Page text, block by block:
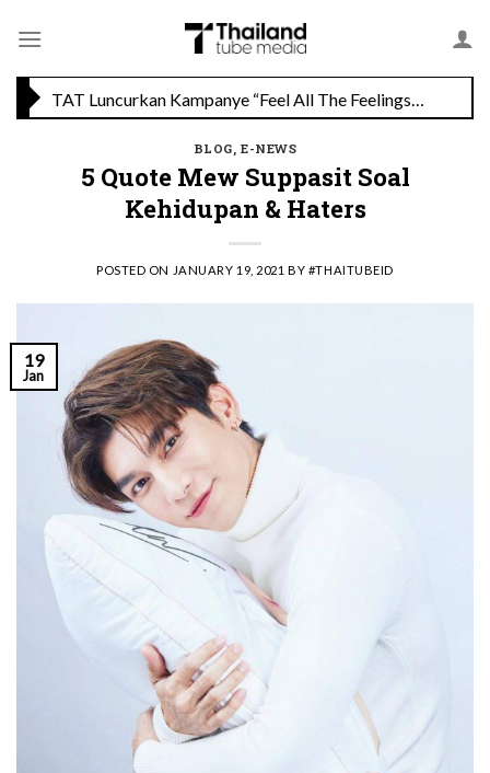
Menikmati Cita Rasa Mewah di Wolfgang’s Steakhouse di Thailand
BLOG, E-NEWS
5 Quote Mew Suppasit Soal
Kehidupan & Haters
POSTED ON JANUARY 19, 2021 BY #THAITUBEID
19
Jan